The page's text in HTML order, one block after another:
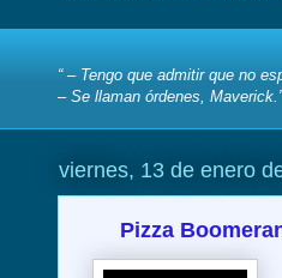
“ – Tengo que admitir que no
– Se llaman órdenes, Maverick.”
viernes, 13 de enero
Pizza